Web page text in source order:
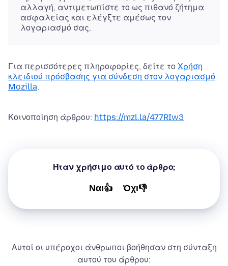
αλλαγή, αντιμετωπίστε το ως πιθανό ζήτημα
ασφαλείας και ελέγξτε αμέσως τον
λογαριασμό σας.
Για περισσότερες πληροφορίες, δείτε το Χρήση
κλειδιού πρόσβασης για σύνδεση στον λογαριασμό
Mozilla.
Κοινοποίηση άρθρου: https://mzl.la/477RIw3
Ήταν χρήσιμο αυτό το άρθρο;
Ναι👍 Όχι👎
Αυτοί οι υπέροχοι άνθρωποι βοήθησαν στη σύνταξη
αυτού του άρθρου: